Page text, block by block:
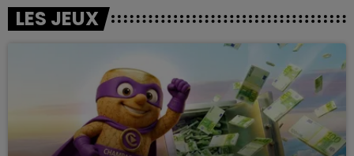
LES JEUX